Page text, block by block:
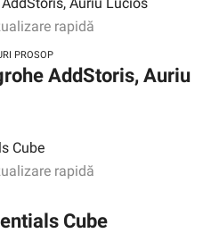
rapidă
PROSOP
AddStoris, Auriu
rapidă
Cube